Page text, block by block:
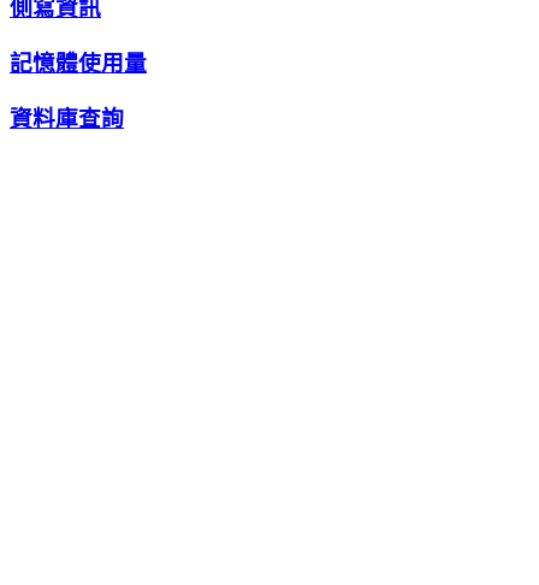
側寫資訊
記憶體使用量
資料庫查詢